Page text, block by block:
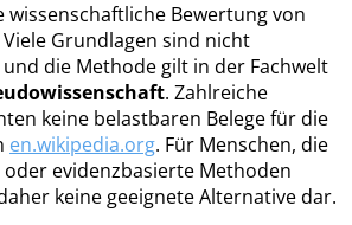
wissenschaftliche Bewertung von
Grundlagen sind nicht
die Methode gilt in der Fachwelt
. Zahlreiche
keine belastbaren Belege für die
en.wikipedia.org. Für Menschen, die
evidenzbasierte Methoden
keine geeignete Alternative dar.